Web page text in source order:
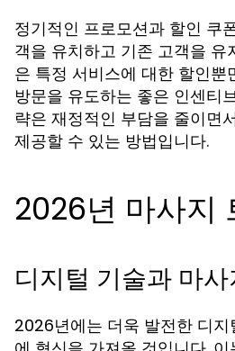
정기적인 프로모션과 할인 쿠
객을 유치하고 기존 고객을 유
은 특정 서비스에 대한 할인뿐
방문을 유도하는 좋은 인센티
략은 재정적인 부담을 줄이면
제공할 수 있는 방법입니다.
2026년 마사지
디지털 기술과 마
2026년에는 더욱 발전한 디